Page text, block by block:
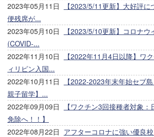
2023年05月11日
【2023/5/11更新】大好評
便残席が...
2023年05月10日
【2023/5/10更新】コロナウ
(COVID-...
2022年11月10日
【2022年11月4日以降】ワ
ィリピン入国...
2022年10月11日
【2022-2023年末年始セブ
親子留学】...
2022年09月09日
【ワクチン3回接種者対象
免除へ！！】
2022年08月22日 アフターコロナに強い優良